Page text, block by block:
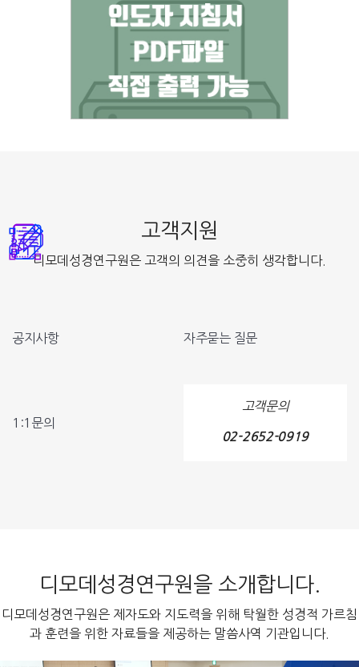
고객지원
디모데성경연구원은 고객의 의견을 소중히 생각합니다.
공지사항 자주묻는 질문
1:1문의
고객문의
02-2652-0919
디모데성경연구원을 소개합니다.
디모데성경연구원은 제자도와 지도력을 위해 탁월한 성경적 가르침
과 훈련을 위한 자료들을 제공하는 말씀사역 기관입니다.